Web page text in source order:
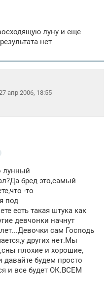
луну и еще
нет
апр 2006, 18:55
лунный
бред это,самый
-то
под
есть такая штука как
девчонки начнут
сам Господь
других нет.Мы
плохие и хорошие,
давайте будем просто
и все будет ОК.ВСЕМ